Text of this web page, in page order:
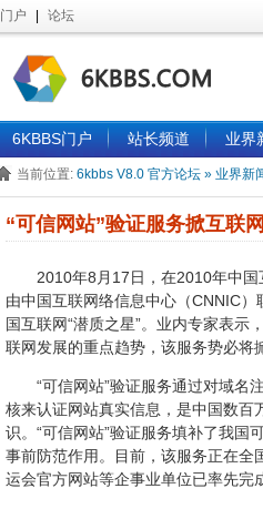
门户 论坛
6KBBS门户 站长频道 业界
当前位置: 6kbbs V8.0 官方论坛 » 业界新
“可信网站”验证服务掀互联
2010年8月17日，在2010年中国
由中国互联网络信息中心（CNNIC
国互联网“潜质之星”。业内专家表示
联网发展的重点趋势，该服务势必将
“可信网站”验证服务通过对域名
核来认证网站真实信息，是中国数百
识。“可信网站”验证服务填补了我国
事前防范作用。目前，该服务正在全
运会官方网站等企事业单位已率先完